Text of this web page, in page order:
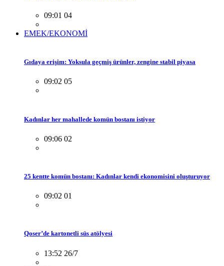
09:01 04
EMEK/EKONOMİ
Gıdaya erişim: Yoksula geçmiş ürünler, zengine stabil piyasa
09:02 05
Kadınlar her mahallede komün bostanı istiyor
09:06 02
25 kentte komün bostanı: Kadınlar kendi ekonomisini oluşturuyor
09:02 01
Qoser’de kartonetli süs atölyesi
13:52 26/7